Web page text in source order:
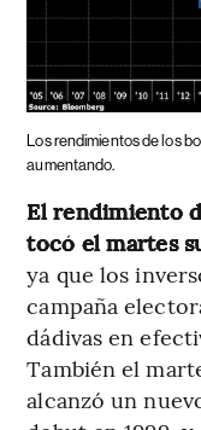
Los rendimientos de los
aumentando.
El rendimiento
tocó el martes
ya que los
campaña
dádivas en
También el
alcanzó un